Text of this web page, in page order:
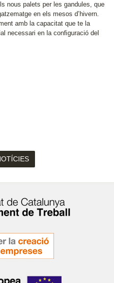
nous palets per les gandules, que
en els mesos d’hivern.
amb la capacitat que te la
necessari en la conﬁguració del